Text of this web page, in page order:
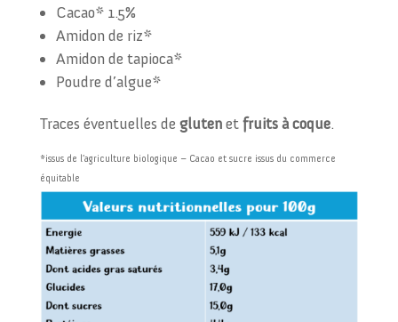
Cacao* 1.5%
Amidon de riz*
Amidon de tapioca*
Poudre d’algue*
Traces éventuelles de glutenetfruits à coque.
*issus de l’agriculture biologique – Cacao et sucre issus du commerce
équitable